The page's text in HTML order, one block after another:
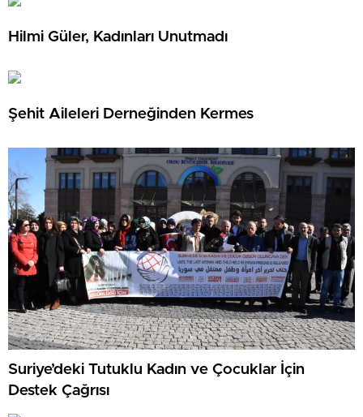
Hilmi Güler, Kadınları Unutmadı
Şehit Aileleri Derneğinden Kermes
Suriye’deki Tutuklu Kadın ve Çocuklar İçin
Destek Çağrısı